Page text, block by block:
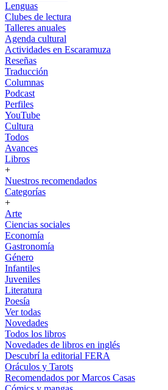
Lenguas
Clubes de lectura
Talleres anuales
Agenda cultural
Actividades en Escaramuza
Reseñas
Traducción
Columnas
Podcast
Perfiles
YouTube
Cultura
Todos
Avances
Libros
+
Nuestros recomendados
Categorías
+
Arte
Ciencias sociales
Economía
Gastronomía
Género
Infantiles
Juveniles
Literatura
Poesía
Ver todas
Novedades
Todos los libros
Novedades de libros en inglés
Descubrí la editorial FERA
Oráculos y Tarots
Recomendados por Marcos Casas